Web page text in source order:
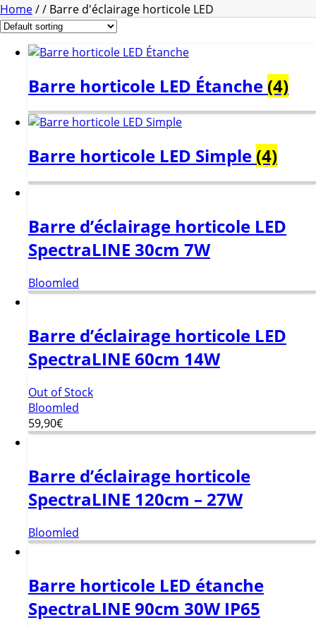
Home// Barre d'éclairage horticole LED
Barre horticole LED Étanche (4)
Barre horticole LED Simple (4)
Barre d’éclairage horticole LED
SpectraLINE 30cm 7W
Bloomled
Barre d’éclairage horticole LED
SpectraLINE 60cm 14W
Out of Stock
Bloomled
59,90€
Barre d’éclairage horticole
SpectraLINE 120cm – 27W
Bloomled
Barre horticole LED étanche
SpectraLINE 90cm 30W IP65